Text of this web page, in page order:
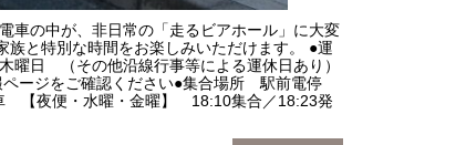
車の中が、非日常の「走るビアホール」に大変
と特別な時間をお楽しみいただけます。 ●運
日 （その他沿線行事等による運休日あり）
ージをご確認ください●集合場所 駅前電停
夜便・水曜・金曜】 18:10集合／18:23発